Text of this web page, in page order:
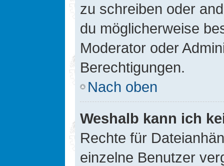
zu schreiben oder
du möglicherweise
Moderator oder
Berechtigungen.
Nach oben
Weshalb kann ich
Rechte für
einzelne Benutzer